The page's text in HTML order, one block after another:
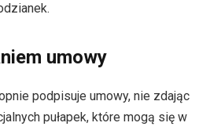
umowy
podpisuje umowy, nie zdając
pułapek, które mogą się w